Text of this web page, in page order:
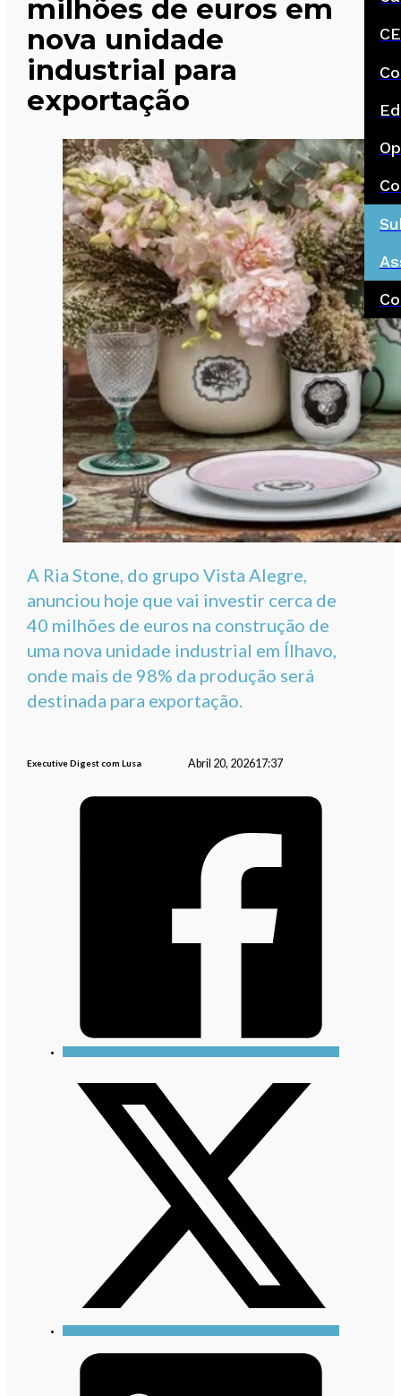
milhões de euros em
nova unidade
industrial para
exportação
A Ria Stone, do grupo Vista Alegre,
anunciou hoje que vai investir cerca de
40 milhões de euros na construção de
uma nova unidade industrial em Ílhavo,
onde mais de 98% da produção será
destinada para exportação.
Executive Digest com Lusa Abril 20, 202617:37